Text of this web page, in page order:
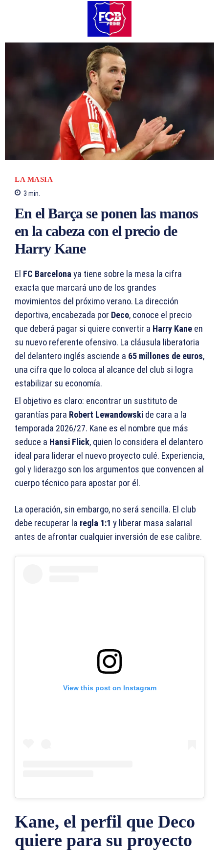
LA MASIA
3 min.
En el Barça se ponen las manos
en la cabeza con el precio de
Harry Kane
El FC Barcelona ya tiene sobre la mesa la cifra
exacta que marcará uno de los grandes
movimientos del próximo verano. La dirección
deportiva, encabezada por Deco, conoce el precio
que deberá pagar si quiere convertir a Harry Kane en
su nuevo referente ofensivo. La cláusula liberatoria
del delantero inglés asciende a 65 millones de euros,
una cifra que lo coloca al alcance del club si logra
estabilizar su economía.
El objetivo es claro: encontrar un sustituto de
garantías para Robert Lewandowski de cara a la
temporada 2026/27. Kane es el nombre que más
seduce a Hansi Flick, quien lo considera el delantero
ideal para liderar el nuevo proyecto culé. Experiencia,
gol y liderazgo son los argumentos que convencen al
cuerpo técnico para apostar por él.
La operación, sin embargo, no será sencilla. El club
debe recuperar la regla 1:1 y liberar masa salarial
antes de afrontar cualquier inversión de ese calibre.
View this post on Instagram
Kane, el perfil que Deco
quiere para su proyecto